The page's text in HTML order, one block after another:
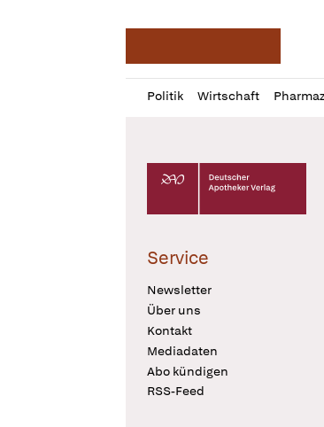
Politik Wirtschaft
Profil
öffnen
Daz
Pur
Deutscher Apotheker
Service
Newsletter
Über uns
Kontakt
Mediadaten
Abo kündigen
RSS-Feed